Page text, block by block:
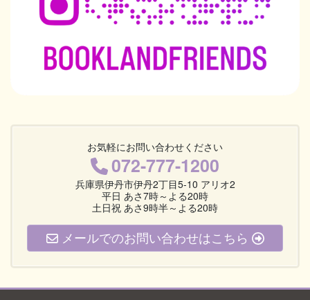
お気軽にお問い合わせください
072-777-1200
兵庫県伊丹市伊丹2丁目5-10 アリオ2
平日 あさ7時～よる20時
土日祝 あさ9時半～よる20時
メールでのお問い合わせはこちら